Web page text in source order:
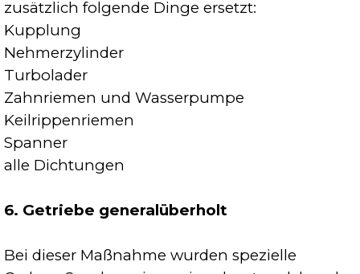
zusätzlich folgende Dinge ersetzt:
Kupplung
Nehmerzylinder
Turbolader
Zahnriemen und Wasserpumpe
Keilrippenriemen
Spanner
alle Dichtungen
6. Getriebe generalüberholt
Bei dieser Maßnahme wurden spezielle